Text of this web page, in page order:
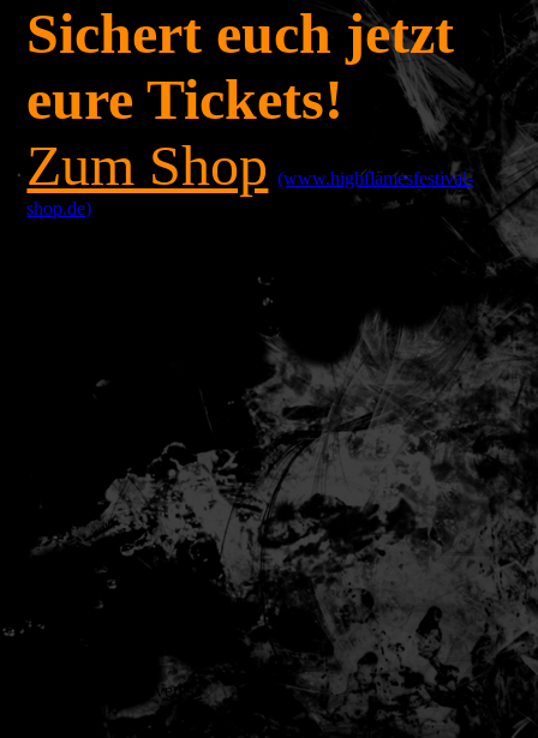
Sichert euch jetzt
eure Tickets!
Zum Shop (www.highflamesfestival-
shop.de)
©High Flames Events